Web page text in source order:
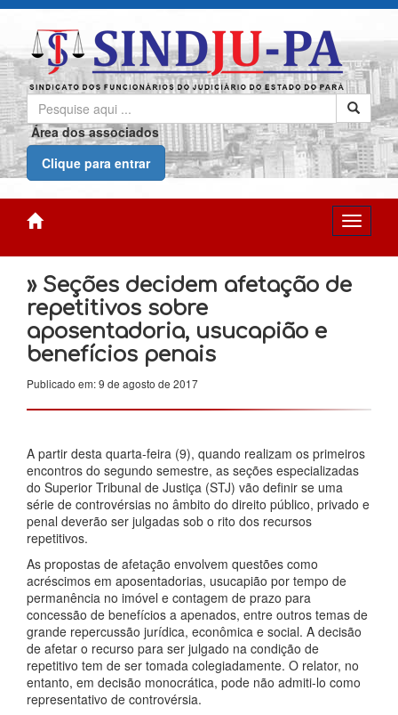
Área dos associados
Clique para entrar
» Seções decidem afetação de
repetitivos sobre
aposentadoria, usucapião e
benefícios penais
Publicado em: 9 de agosto de 2017
A partir desta quarta-feira (9), quando realizam os primeiros
encontros do segundo semestre, as seções especializadas
do Superior Tribunal de Justiça (STJ) vão definir se uma
série de controvérsias no âmbito do direito público, privado e
penal deverão ser julgadas sob o rito dos recursos
repetitivos.
As propostas de afetação envolvem questões como
acréscimos em aposentadorias, usucapião por tempo de
permanência no imóvel e contagem de prazo para
concessão de benefícios a apenados, entre outros temas de
grande repercussão jurídica, econômica e social. A decisão
de afetar o recurso para ser julgado na condição de
repetitivo tem de ser tomada colegiadamente. O relator, no
entanto, em decisão monocrática, pode não admiti-lo como
representativo de controvérsia.